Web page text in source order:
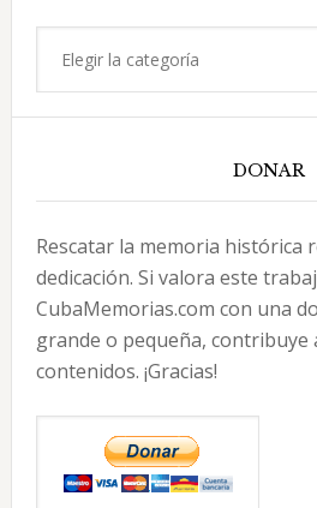
DONAR
Rescatar la memoria histórica
dedicación. Si valora este
CubaMemorias.com con una
grande o pequeña, contribuye
contenidos. ¡Gracias!